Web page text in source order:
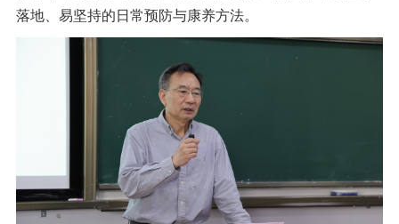
落地、易坚持的日常预防与康养方法。